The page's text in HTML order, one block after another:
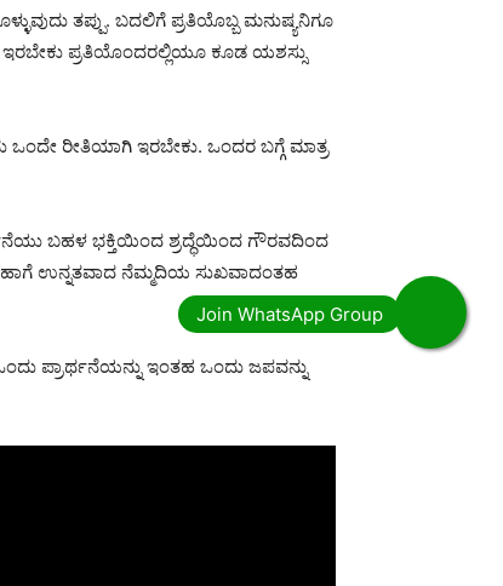
ತಪ್ಪು. ಬದಲಿಗೆ ಪ್ರತಿಯೊಬ್ಬ ಮನುಷ್ಯನಿಗೂ
ಇರಬೇಕು ಪ್ರತಿಯೊಂದರಲ್ಲಿಯೂ ಕೂಡ ಯಶಸ್ಸು
ಒಂದೇ ರೀತಿಯಾಗಿ ಇರಬೇಕು. ಒಂದರ ಬಗ್ಗೆ ಮಾತ್ರ
ಬಹಳ ಭಕ್ತಿಯಿಂದ ಶ್ರದ್ಧೆಯಿಂದ ಗೌರವದಿಂದ
ಹಾಗೆ ಉನ್ನತವಾದ ನೆಮ್ಮದಿಯ ಸುಖವಾದಂತಹ
ಪ್ರಾರ್ಥನೆಯನ್ನು ಇಂತಹ ಒಂದು ಜಪವನ್ನು